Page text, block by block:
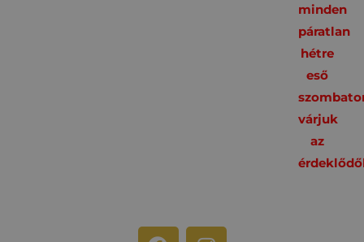
minden
páratlan
hétre
eső
várjuk
az